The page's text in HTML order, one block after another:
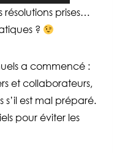
résolutions prises…
?
a commencé :
et collaborateurs,
s’il est mal préparé.
pour éviter les